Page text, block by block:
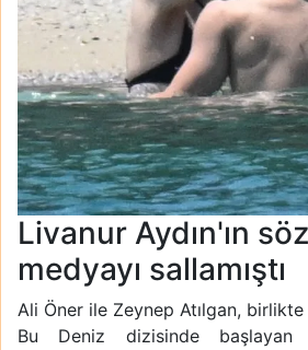
Livanur Aydın'ın
medyayı sallamıştı
Ali Öner ile Zeynep Atılgan, birlikte
Bu Deniz dizisinde başlayan